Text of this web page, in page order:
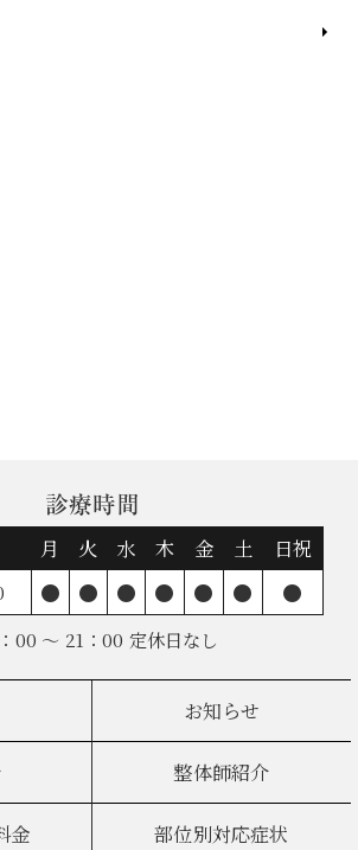
診療時間
月 火 水 木 金 土 日祝
● ● ● ● ● ● ●
00 ～ 21：00 定休日なし
お知らせ
整体師紹介
金 部位別対応症状